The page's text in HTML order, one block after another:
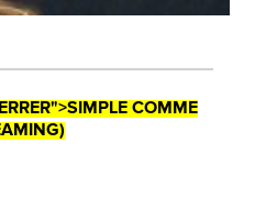
COMME